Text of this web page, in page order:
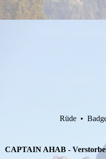
Rüde •
CAPTAIN AHAB -